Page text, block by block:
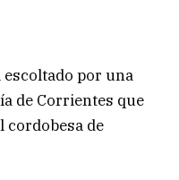
por una
de Corrientes que
cordobesa de